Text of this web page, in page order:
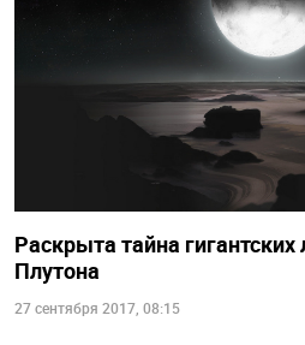
Раскрыта тайна
Плутона
27 сентября 2017, 08:15